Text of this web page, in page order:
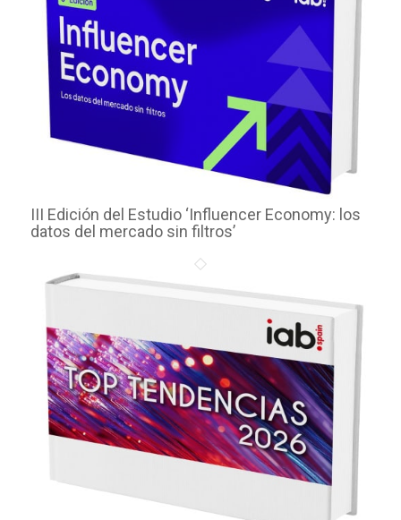
III Edición del Estudio ‘Influencer Economy: los
datos del mercado sin filtros’